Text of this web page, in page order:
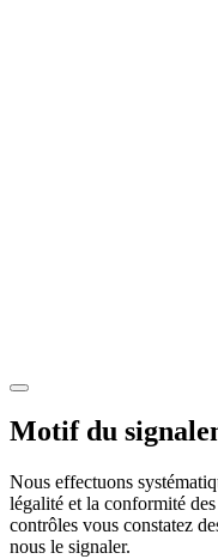
Motif du
Nous effectuons
légalité et la conformité
contrôles vous constatez
nous le signaler.